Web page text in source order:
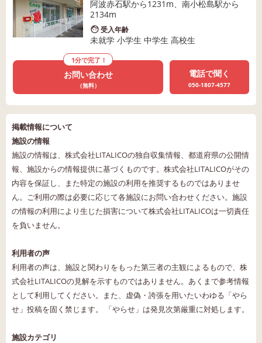
阿波赤石駅から1231m、南小松島駅から
2134m
受入年齢
未就学 小学生 中学生 高校生
1分で完了！
お問い合わせ
（無料）
電話で聞く
050-1807-4577
掲載情報について
施設の情報
施設の情報は、株式会社LITALICOの独自収集情報、都道府県の公開情
報、施設からの情報提供に基づくものです。株式会社LITALICOがその
内容を保証し、また特定の施設の利用を推奨するものではありませ
ん。ご利用の際は必要に応じて各施設にお問い合わせください。施設
の情報の利用により生じた損害について株式会社LITALICOは一切責任
を負いません。
利用者の声
利用者の声は、施設と関わりをもった第三者の主観によるもので、株
式会社LITALICOの見解を示すものではありません。あくまで参考情報
として利用してください。また、虚偽・誇張を用いたいわゆる「やら
せ」投稿を固く禁じます。 「やらせ」は発見次第厳重に対処します。
施設カテゴリ